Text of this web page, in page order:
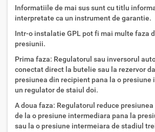
Informatiile de mai sus sunt cu titlu
interpretate ca un instrument de garantie.
Intr-o instalatie GPL pot fi mai multe faza
presiunii.
Prima faza: Regulatorul sau inversorul
conectat direct la butelie sau la rezervor
presiunea din recipient pana la o presiune
un regulator de staiul doi.
A doua faza: Regulatorul reduce
de la o presiune intermediara pana la
sau la o presiune intermeiara de stadiul